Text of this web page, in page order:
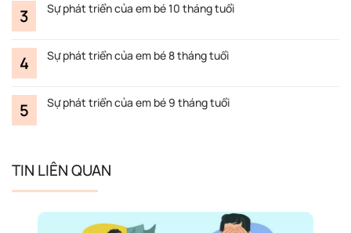
Sự phát triển của em bé 10 tháng tuổi
Sự phát triển của em bé 8 tháng tuổi
Sự phát triển của em bé 9 tháng tuổi
TIN LIÊN QUAN